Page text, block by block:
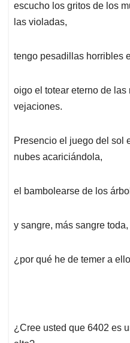
escucho los gritos de los
las violadas,
tengo pesadillas horribles
oigo el totear eterno de
vejaciones.
Presencio el juego del sol
nubes acariciándola,
el bambolearse de los
y sangre, más sangre
¿por qué he de temer a
¿Cree usted que 6402 es